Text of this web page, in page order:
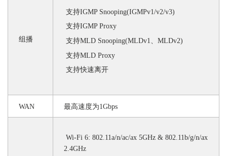
组播
支持IGMP Snooping(IGMPv1/v2/v3)
支持IGMP Proxy
支持MLD Snooping(MLDv1、MLDv2)
支持MLD Proxy
支持快速离开
WAN 最高速度为1Gbps
Wi-Fi 6: 802.11a/n/ac/ax 5GHz & 802.11b/g/n/ax
2.4GHz